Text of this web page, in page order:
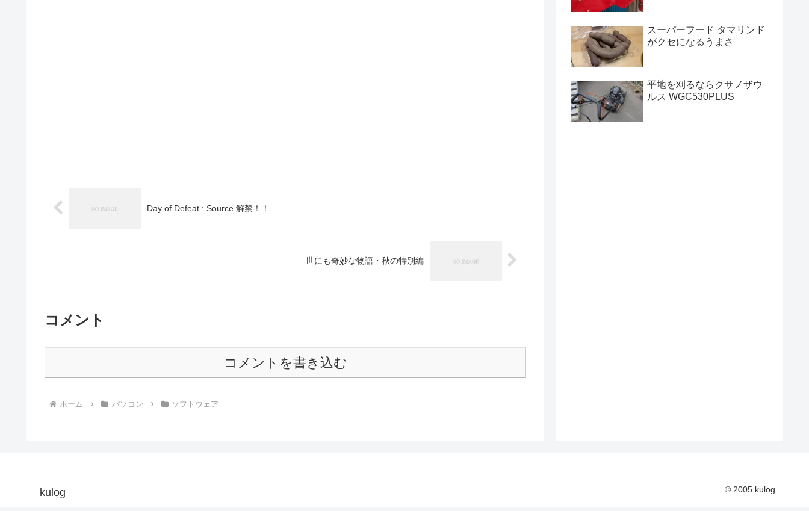
Day of Defeat : Source 解禁！！
世にも奇妙な物語・秋の特別編
コメント
コメントを書き込む
ホーム パソコン ソフトウェア
スーパーフード タマリンド
がクセになるうまさ
平地を刈るならクサノザウ
ルス WGC530PLUS
kulog © 2005 kulog.